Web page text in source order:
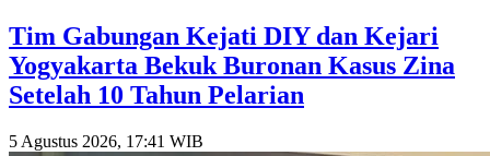
Tim Gabungan Kejati DIY dan Kejari
Yogyakarta Bekuk Buronan Kasus Zina
Setelah 10 Tahun Pelarian
5 Agustus 2026, 17:41 WIB